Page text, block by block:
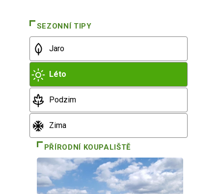
SEZONNÍ TIPY
Jaro
Léto
Podzim
Zima
PŘÍRODNÍ KOUPALIŠTĚ